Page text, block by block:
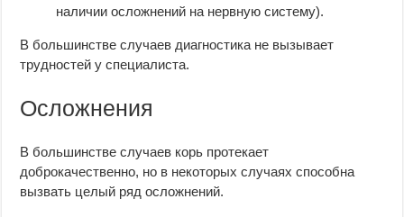
наличии осложнений на нервную систему).
В большинстве случаев диагностика не вызывает
трудностей у специалиста.
Осложнения
В большинстве случаев корь протекает
доброкачественно, но в некоторых случаях способна
вызвать целый ряд осложнений.